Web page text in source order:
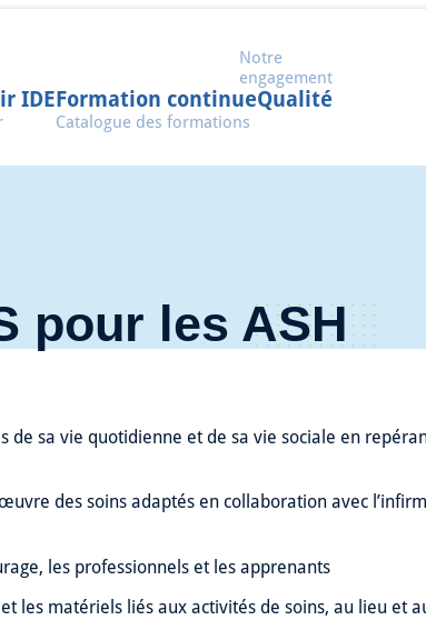
IDEFormation continue
Catalogue des formations
Qualité
Notre
engagement
pour les ASH
de sa vie quotidienne et de sa vie sociale en
des soins adaptés en collaboration avec
les professionnels et les apprenants
les matériels liés aux activités de soins, au lieu et